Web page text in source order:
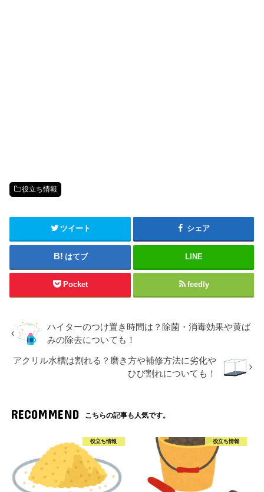
役立ち情報
ツイート シェア
はてブ LINE
Pocket feedly
ハイターのつけ置き時間は？除菌・消毒効果や黄ば
みの除去についても！
アクリル水槽は割れる？磨き方や補修方法に劣化や
ひび割れについても！
RECOMMEND こちらの記事も人気です。
役立ち情報 役立ち情報